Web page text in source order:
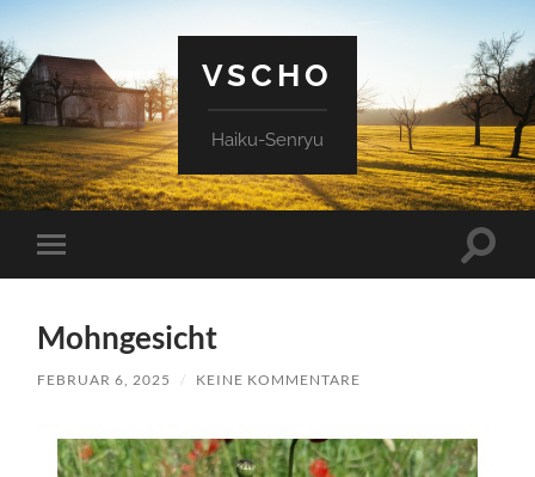
VSCHO
Haiku-Senryu
Mobile-
Menü
Mohngesicht
FEBRUAR 6, 2025 / KEINE KOMMENTARE